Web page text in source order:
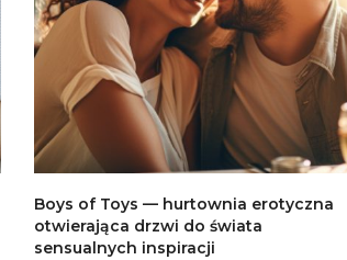
Boys of Toys — hurtownia erotyczna
otwierająca drzwi do świata
sensualnych inspiracji